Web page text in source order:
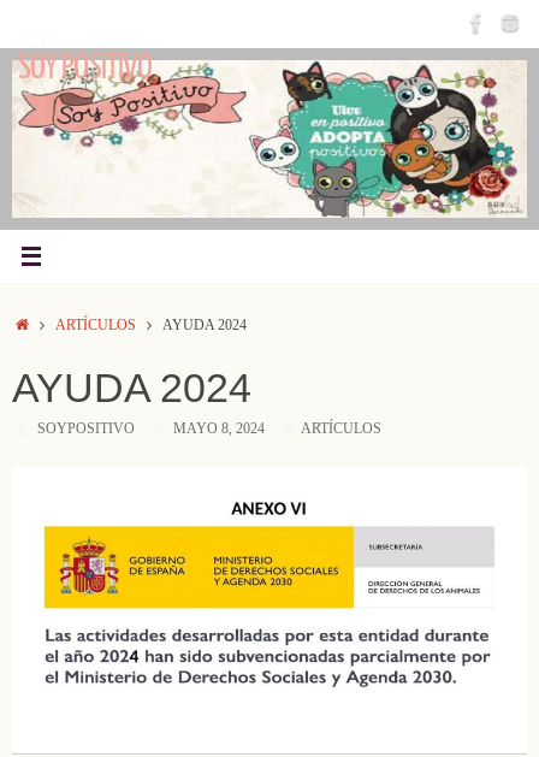
contenido
SOY POSITIVO
INICIOARTÍCULOS AYUDA 2024
AYUDA 2024
SOYPOSITIVO MAYO 8, 2024 ARTÍCULOS